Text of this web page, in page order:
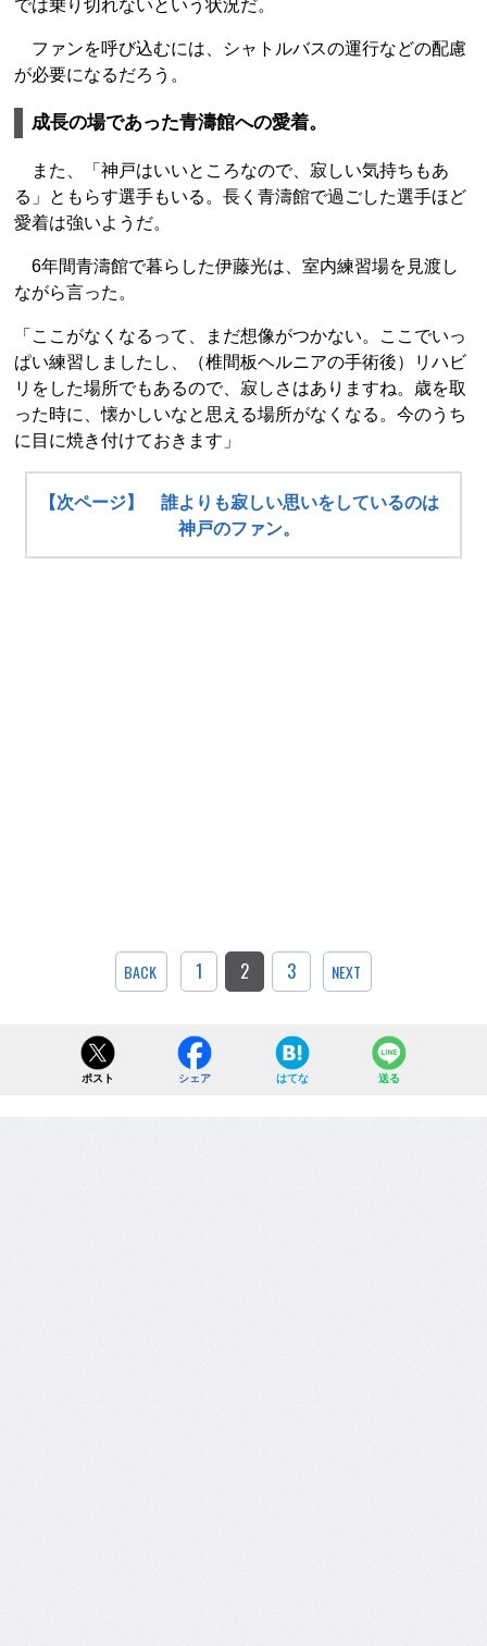
では乗り切れないという状況だ。
ファンを呼び込むには、シャトルバスの運行などの配慮
が必要になるだろう。
成長の場であった青濤館への愛着。
また、「神戸はいいところなので、寂しい気持ちもあ
る」ともらす選手もいる。長く青濤館で過ごした選手ほど
愛着は強いようだ。
6年間青濤館で暮らした伊藤光は、室内練習場を見渡し
ながら言った。
「ここがなくなるって、まだ想像がつかない。ここでいっ
ぱい練習しましたし、（椎間板ヘルニアの手術後）リハビ
リをした場所でもあるので、寂しさはありますね。歳を取
った時に、懐かしいなと思える場所がなくなる。今のうち
に目に焼き付けておきます」
【次ページ】 誰よりも寂しい思いをしているのは
神戸のファン。
BACK 1 2 3 NEXT
ポスト シェア はてな 送る